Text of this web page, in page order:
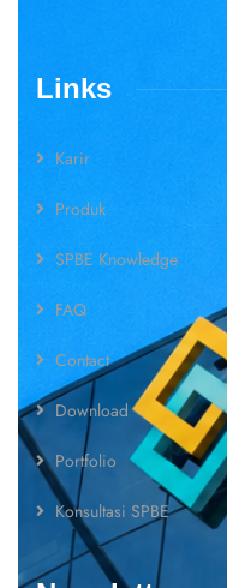
Links
Karir
Produk
SPBE Knowledge
FAQ
Contact
Download
Portfolio
Konsultasi SPBE